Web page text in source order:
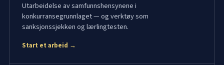
Utarbeidelse av samfunnshensynene i
konkurransegrunnlaget — og verktøy som
sanksjonssjekken og lærlingtesten.
Start et arbeid →